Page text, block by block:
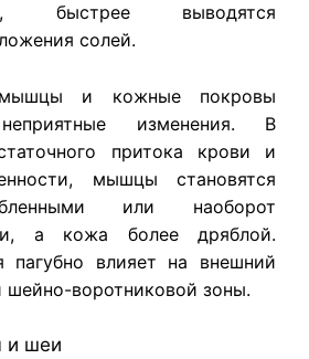
быстрее выводятся
солей.
и кожные покровы
изменения. В
притока крови и
мышцы становятся
или наоборот
а кожа более дряблой.
пагубно влияет на внешний
шейно-воротниковой зоны.